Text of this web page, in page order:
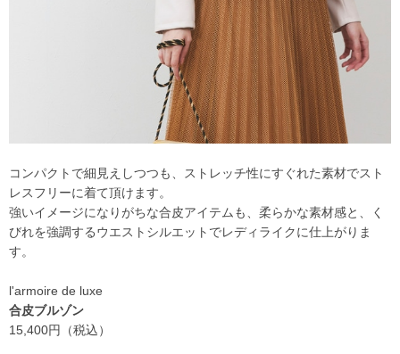
コンパクトで細見えしつつも、ストレッチ性にすぐれた素材でスト
レスフリーに着て頂けます。
強いイメージになりがちな合皮アイテムも、柔らかな素材感と、く
びれを強調するウエストシルエットでレディライクに仕上がりま
す。
l'armoire de luxe
合皮ブルゾン
15,400円（税込）